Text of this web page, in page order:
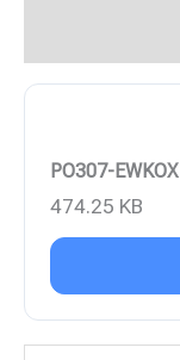
PO307-EWKOX
474.25 KB